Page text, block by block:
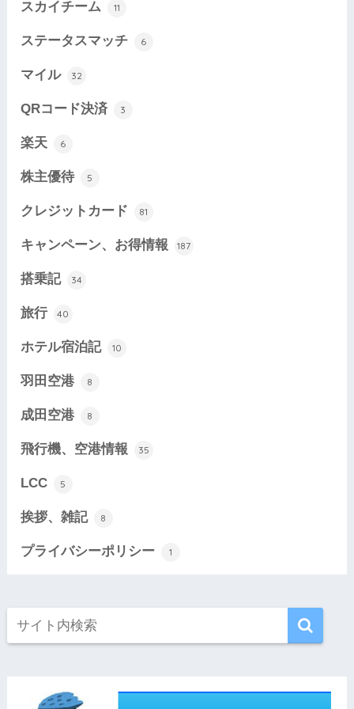
スカイチーム 11
ステータスマッチ 6
マイル 32
QRコード決済 3
楽天 6
株主優待 5
クレジットカード 81
キャンペーン、お得情報 187
搭乗記 34
旅行 40
ホテル宿泊記 10
羽田空港 8
成田空港 8
飛行機、空港情報 35
LCC 5
挨拶、雑記 8
プライバシーポリシー 1